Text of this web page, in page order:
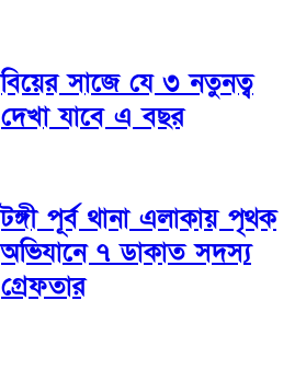
বিয়ের সাজে যে ৩ নতুনত্ব
দেখা যাবে এ বছর
টঙ্গী পূর্ব থানা এলাকায় পৃথক
অভিযানে ৭ ডাকাত সদস্য
গ্রেফতার